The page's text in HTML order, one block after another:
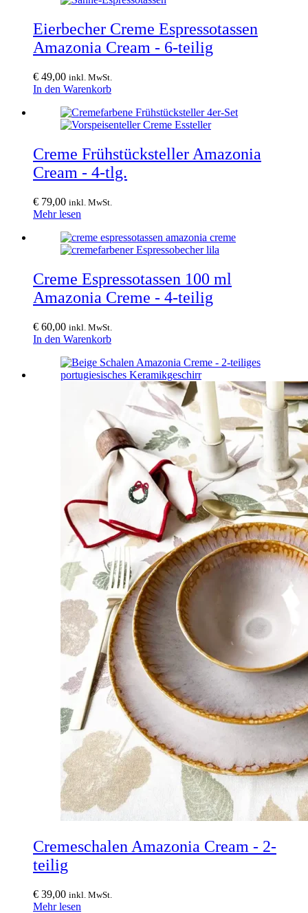
Eierbecher Creme Espressotassen
Amazonia Cream - 6-teilig
€ 49,00 inkl. MwSt.
In den Warenkorb
Creme Frühstücksteller Amazonia
Cream - 4-tlg.
€ 79,00 inkl. MwSt.
Mehr lesen
Creme Espressotassen 100 ml
Amazonia Creme - 4-teilig
€ 60,00 inkl. MwSt.
In den Warenkorb
Cremeschalen Amazonia Cream - 2-
teilig
€ 39,00 inkl. MwSt.
Mehr lesen